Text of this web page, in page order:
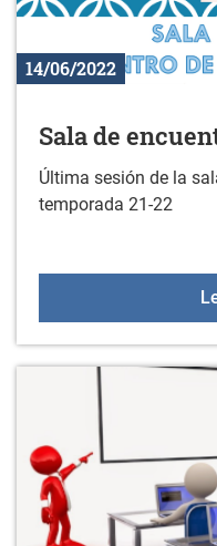
14/06/2022
Sala de
Última sesión de la
temporada 21-22